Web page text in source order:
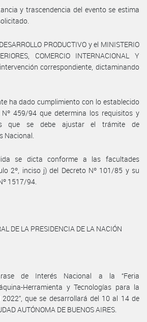
y trascendencia del evento se estima
PRODUCTIVO y el MINISTERIO
COMERCIO INTERNACIONAL Y
correspondiente, dictaminando
ha dado cumplimiento con lo establecido
Nº 459/94 que determina los requisitos y
que se debe ajustar el trámite de
Nacional.
se dicta conforme a las facultades
2º, inciso j) del Decreto Nº 101/85 y su
1517/94.
DE LA PRESIDENCIA DE LA NACIÓN
de Interés Nacional a la “Feria
Herramienta y Tecnologías para la
que se desarrollará del 10 al 14 de
AUTÓNOMA DE BUENOS AIRES.